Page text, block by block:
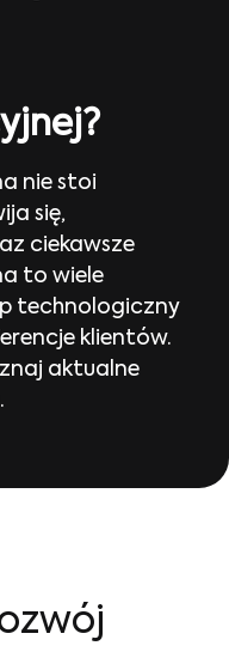
nie stoi
się,
ciekawsze
to wiele
technologiczny
klientów.
aktualne